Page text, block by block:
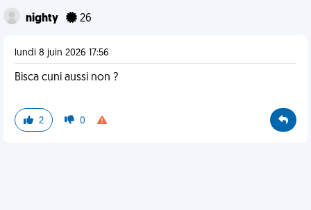
nighty 26
lundi 8 juin 2026 17:56
Bisca cuni aussi non ?
2 0